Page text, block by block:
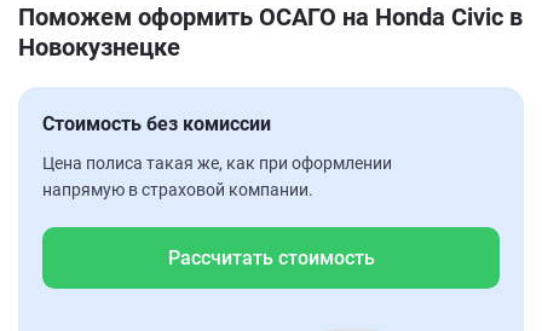
Поможем оформить ОСАГО на Honda Civic в
Новокузнецке
Стоимость без комиссии
Цена полиса такая же, как при оформлении
напрямую в страховой компании.
Рассчитать стоимость